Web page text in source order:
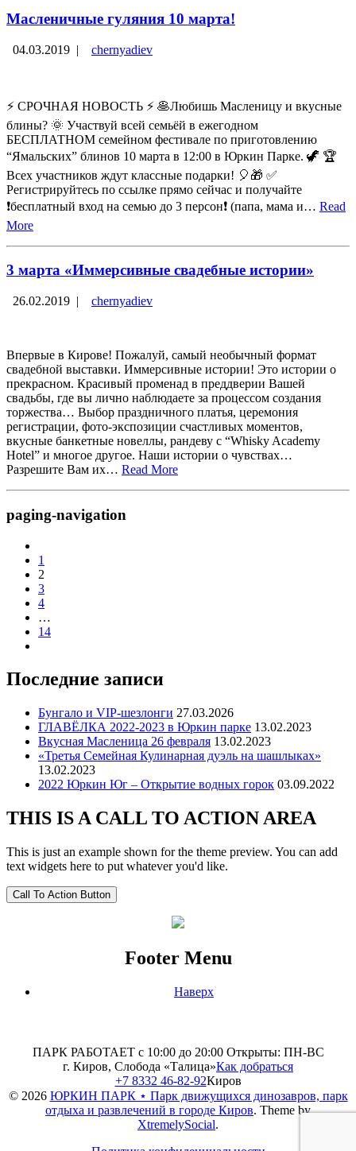
Масленичные гуляния 10 марта!
04.03.2019 | chernyadiev
⚡ СРОЧНАЯ НОВОСТЬ ⚡ 🥞Любишь Масленицу и вкусные
блины? 🌞 Участвуй всей семьёй в ежегодном
БЕСПЛАТНОМ семейном фестивале по приготовлению
“Ямальских” блинов 10 марта в 12:00 в Юркин Парке. 🦖 🏆
Всех участников ждут классные подарки! 🎈🎁 ✅
Регистрируйтесь по ссылке прямо сейчас и получайте
❗бесплатный вход на семью до 3 персон❗ (папа, мама и… Read
More
3 марта «Иммерсивные свадебные истории»
26.02.2019 | chernyadiev
Впервые в Кирове! Пожалуй, самый необычный формат
свадебной выставки. Иммерсивные истории! Это истории о
прекрасном. Красивый променад в преддверии Вашей
свадьбы, где вы лично наблюдаете за процессом создания
торжества… Выбор праздничного платья, церемония
регистрации, фото-экспозиции счастливых моментов,
вкусные банкетные новеллы, рандеву с “Whisky Academy
Hotel” и многое другое. Наши истории о чувствах…
Разрешите Вам их… Read More
paging-navigation
1
2
3
4
…
14
Последние записи
Бунгало и VIP-шезлонги 27.03.2026
ГЛАВЁЛКА 2022-2023 в Юркин парке 13.02.2023
Вкусная Масленица 26 февраля 13.02.2023
«Третья Семейная Кулинарная дуэль на шашлыках»
13.02.2023
2022 Юркин Юг – Открытие водных горок 03.09.2022
THIS IS A CALL TO ACTION AREA
This is just an example shown for the theme preview. You can add
text widgets here to put whatever you'd like.
Call To Action Button
Footer Menu
Наверх
ПАРК РАБОТАЕТ с 10:00 до 20:00 Открыты: ПН-ВС
г. Киров, Слобода «Талица»Как добраться
+7 8332 46-82-92Киров
© 2026 ЮРКИН ПАРК ⋆ Парк движущихся динозавров, парк
отдыха и развлечений в городе Киров. Theme by
XtremelySocial.